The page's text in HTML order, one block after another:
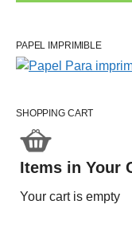
PAPEL IMPRIMIBLE
SHOPPING CART
Items in Your
Your cart is empty